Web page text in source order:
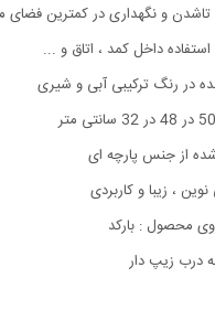
تاشدن و نگهداری در کمترین
استفاده داخل کمد ، اتاق و ...
در رنگ ترکیبی آبی و شیری
از جنس پارچه ای
، زیبا و کاربردی
محصول : بارکد
درب زیپ دار